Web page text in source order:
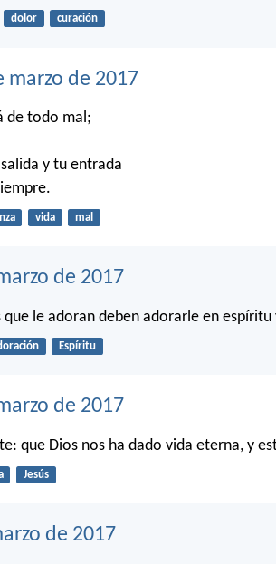
dolor curación
marzo de 2017
de todo mal;
y tu entrada
vida mal
de 2017
que le adoran deben adorarle en espíritu
Espíritu
de 2017
que Dios nos ha dado vida eterna, y
Jesús
de 2017